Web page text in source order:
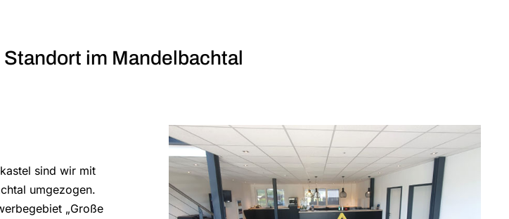
im Mandelbachtal
sind wir mit
umgezogen.
„Große